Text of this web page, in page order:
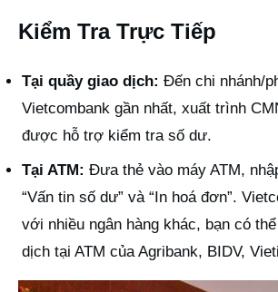
Kiểm Tra Trực Tiếp
Tại quầy giao dịch: Đến chi nhánh/
Vietcombank gần nhất, xuất trình
được hỗ trợ kiểm tra số dư.
Tại ATM: Đưa thẻ vào máy ATM,
“Vấn tin số dư” và “In hoá đơn”.
với nhiều ngân hàng khác, bạn có
dịch tại ATM của Agribank, BIDV,